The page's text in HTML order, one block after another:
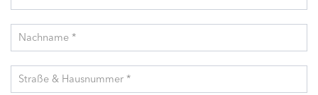
Nachname *
Straße & Hausnummer *